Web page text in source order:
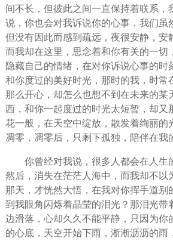
间不长，但彼此之间一直保持着联系，
说，你也会对我诉说你的心事，我们虽
但没有因此而感到疏远，夜很安静，安
而我却在这里， 思念着和你有关的一切
隐藏自己的情绪，在对你诉说心事的时
和你度过的美好时光，那时的我，时常
那么开心，却怎么也想不到在未来的某
西，和你一起度过的时光太短暂，却又
花一般，在天空中绽放，散发着绚丽的
凋零，凋零后，只剩下孤独 ，陪伴在我
你曾经对我说，很多人都会在人生
然后，消失在茫茫人海中，而我却不以
那天，才恍然大悟，在我对你挥手道别
到我眼角闪烁着晶莹的泪光？那泪光带
边滑落，心却久久不能平静，只因为你
的心底，天空开始下雨，淅淅沥沥的雨